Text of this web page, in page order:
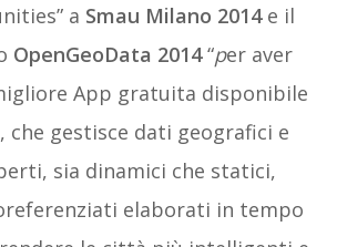
a Smau Milano 2014e il
OpenGeoData 2014“per aver
App gratuita disponibile
che gestisce dati geografici e
sia dinamici che statici,
elaborati in tempo